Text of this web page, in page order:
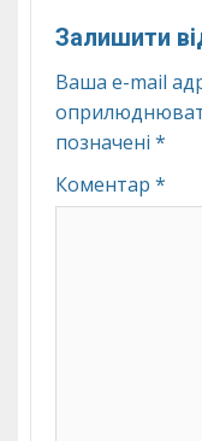
Залишити
Ваша e-mail
позначені *
Коментар *